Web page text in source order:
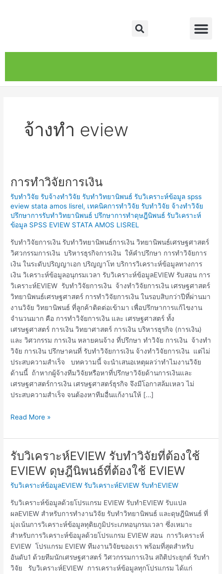
Search
จ้างทำ eview
การทำวิจัยการเงิน
รับทำวิจัย รับจ้างทำวิจัย รับทำวิทยานิพนธ์ รับวิเคราะห์ข้อมูล spss
eview stata amos lisrel, เทคนิคการทำวิจัย รับทำวิจัย จ้างทำวิจัย
ปรึกษาการรับทำวิทยานิพนธ์ ปรึกษาการทำดุษฎีนิพนธ์ รับวิเคราะห์
ข้อมูล SPSS EVIEW STATA AMOS LISREL
รับทำวิจัยการเงิน รับทำวิทยานิพนธ์การเงิน วิทยานิพนธ์เศรษฐศาสตร์
วิศวกรรมการเงิน บริหารธุรกิจการเงิน ให้คำปรึกษา การทำวิจัยการ
เงิน ในระดับปริญญาเอก ปริญญาโท บริการวิเคราะห์ข้อมูลทางการ
เงิน วิเคราะห์ข้อมูลอนุกรมเวลา รับวิเคราะห์ข้อมูลEVIEW รับสอน การ
วิเคราะห์EVIEW รับทำวิจัยการเงิน จ้างทำวิจัยการเงิน เศรษฐศาสตร์
วิทยานิพนธ์เศรษฐศาสตร์ การทำวิจัยการเงิน ในรอบสิบกว่าปีที่ผ่านมา
งานวิจัย วิทยานิพนธ์ ที่ลูกค้าติดต่อเข้ามา เพื่อปรึกษาการแก้ไขงาน
จำนวนมาก คือ การทำวิจัยการเงิน และ เศรษฐศาสตร์ ทั้ง
เศรษฐศาสตร์ การเงิน วิทยาศาสตร์ การเงิน บริหารธุรกิจ (การเงิน)
และ วิศวกรรม การเงิน หลายคนจ้าง ที่ปรึกษา ทำวิจัย การเงิน จ้างทำ
วิจัย การเงิน ปรึกษาคนที่ รับทำวิจัยการเงิน จ้างทำวิจัยการเงิน แต่ไม่
ประสบความสำเร็จ บทความนี้ จะนำเสนอเหตุผลว่าทำไมงานวิจัย
ด้านนี้ ถ้าหากผู้จ้างทีมวิจัยหรือหาที่ปรึกษาวิจัยด้านการเงินและ
เศรษฐศาสตร์การเงิน เศรษฐศาสตร์ธุรกิจ จึงมีโอกาสล้มเหลว ไม่
ประสบความสำเร็จ จนต้องหาทีมอื่นแก้งานให้ […]
การ
วิจัย
การ
เงิน
Read More »
รับวิเคราะห์EVIEW รับทำวิจัยที่ต้องใช้
EVIEW ดุษฎีนิพนธ์ที่ต้องใช้ EVIEW
รับวิเคราะห์ข้อมูลEVIEW รับวิเคราะห์EVIEW รับทำEVIEW
รับวิเคราะห์ข้อมูลด้วยโปรแกรม EVIEW รับทำEVIEW รับแปล
ผลEVIEW สำหรับการทำงานวิจัย รับทำวิทยานิพนธ์ และดุษฎีนิพนธ์ ที่
มุ่งเน้นการวิเคราะห์ข้อมูลทุติยภูมิประเภทอนุกรมเวลา ซึ่งเหมาะ
สำหรับการวิเคราะห์ข้อมูลด้วยโปรแกรม EVIEW สอน การวิเคราะห์
EVIEW โปรแกรม EVIEW ทีมงานวิจัยของเรา พร้อมที่สุดสำหรับ
อันดับ1 ด้วยทีมนักเศรษฐศาสตร์ วิศวกรรมการเงิน สถิติประยุกต์ รับทำ
วิจัย รับวิเคราะห์EVIEW การเคราะห์ข้อมูลทุกโปรแกรม ได้แก่
รับ
วิเคราะห์EVIEW
รับ
ทำ
ใช้
ดุษฎีนิพนธ์